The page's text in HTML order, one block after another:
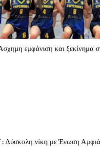
εμφάνιση και ξεκίνημα
νίκη με Ένωση